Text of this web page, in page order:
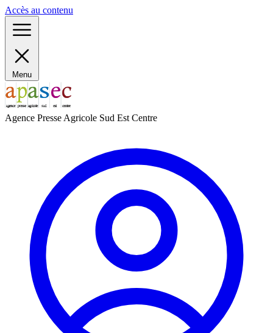
Accès au contenu
Menu
Agence Presse Agricole Sud Est Centre
Panneau de gestion des cookies